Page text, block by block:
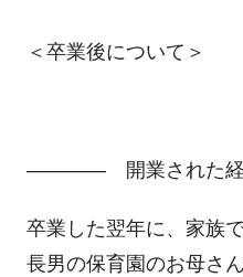
＜卒業後について＞
―――― 開業された経
卒業した翌年に、家族
長男の保育園のお母さ